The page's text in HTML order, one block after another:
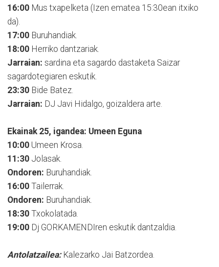
16:00 Mus txapelketa (Izen ematea 15:30ean itxiko
da).
17:00 Buruhandiak.
18:00 Herriko dantzariak.
Jarraian: sardina eta sagardo dastaketa Saizar
sagardotegiaren eskutik.
23:30 Bide Batez.
Jarraian: DJ Javi Hidalgo, goizaldera arte.
Ekainak 25, igandea: Umeen Eguna
10:00 Umeen Krosa.
11:30 Jolasak.
Ondoren: Buruhandiak.
16:00 Tailerrak.
Ondoren: Buruhandiak.
18:30 Txokolatada.
19:00 Dj GORKAMENDIren eskutik dantzaldia.
Antolatzailea: Kalezarko Jai Batzordea.